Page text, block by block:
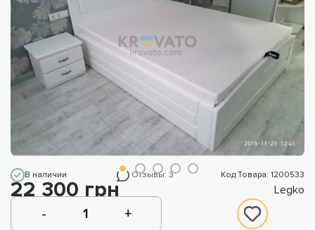
В наличии Отзывы: 3 Код Товара: 1200533
22 300 грн Legko